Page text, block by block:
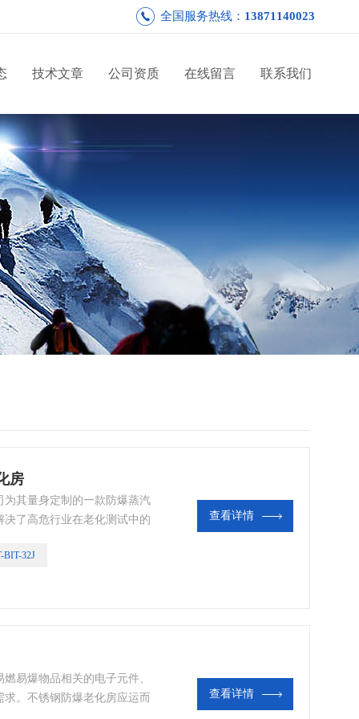
全国服务热线： 13871140023
技术文章 公司资质 在线留言 联系我们
房
其量身定制的一款防爆蒸汽
了高危行业在老化测试中的
BIT-32J
查看详情
易爆物品相关的电子元件、
。不锈钢防爆老化房应运而
查看详情